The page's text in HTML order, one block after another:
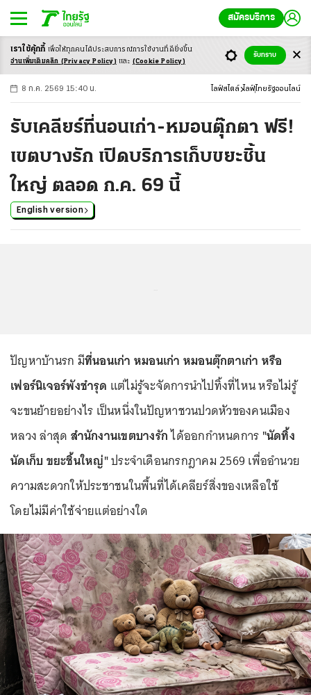
สมัครบริการ
-ก ก ก+
8 ก.ค. 2569 15:40 น. ไลฟ์สไตล์ ไลฟ์ไทยรัฐออนไลน์
รับเคลียร์ที่นอนเก่า-หมอนตุ๊กตา ฟรี!
เขตบางรัก เปิดบริการเก็บขยะชิ้น
ใหญ่ ตลอด ก.ค. 69 นี้
English version
ปัญหาบ้านรก มีที่นอนเก่า หมอนเก่า หมอนตุ๊กตาเก่า หรือ
เฟอร์นิเจอร์พังชำรุด แต่ไม่รู้จะจัดการนำไปทิ้งที่ไหน หรือไม่รู้
จะขนย้ายอย่างไร เป็นหนึ่งในปัญหาชวนปวดหัวของคนเมือง
หลวง ล่าสุด สำนักงานเขตบางรักได้ออกกำหนดการ "นัดทิ้ง
นัดเก็บ ขยะชิ้นใหญ่"ประจำเดือนกรกฎาคม 2569 เพื่ออำนวย
ความสะดวกให้ประชาชนในพื้นที่ได้เคลียร์สิ่งของเหลือใช้
โดยไม่มีค่าใช้จ่ายแต่อย่างใด
เราใช้คุ้กกี้ เพื่อให้ทุกคนได้ประสบการณ์การใช้งานที่ดียิ่งขึ้น
อ่านเพิ่มเติมคลิก (Privacy Policy) และ (Cookie Policy)
รับทราบ